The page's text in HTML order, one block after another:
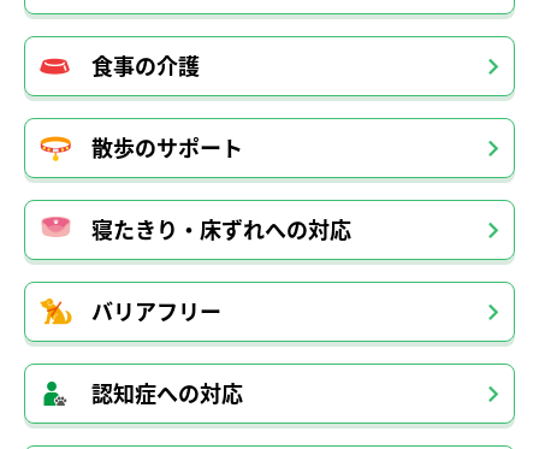
食事の介護
散歩のサポート
寝たきり・床ずれへの対応
バリアフリー
認知症への対応